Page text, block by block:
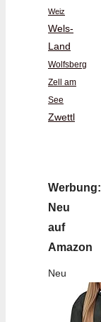
Weiz
Wels-
Land
Wolfsberg
Zell am
See
Zwettl
Werbung:
Neu
auf
Amazon
Neu